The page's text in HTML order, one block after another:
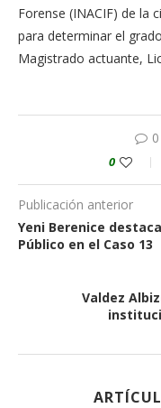
Forense (INACIF) de la
para determinar el
Magistrado actuante,
0
Publicación anterior
Yeni Berenice
Público en el Caso 13
Valdez